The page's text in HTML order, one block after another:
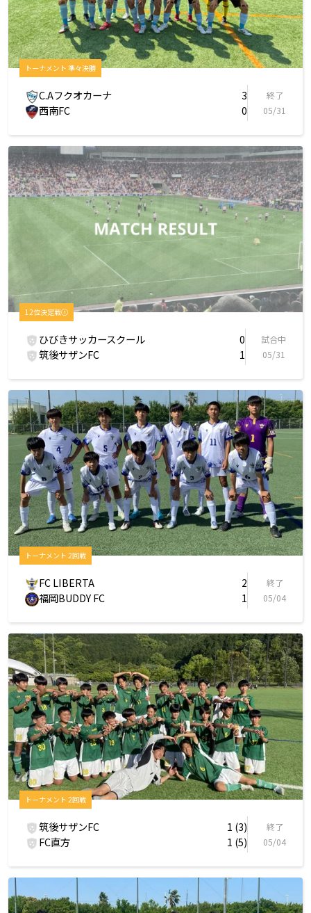
トーナメント 準々決勝
C.Aフクオカーナ 3
西南FC 0
終了
05/31
12位決定戦①
ひびきサッカースクール 0
筑後サザンFC 1
試合中
05/31
トーナメント 2回戦
FC LIBERTA 2
福岡BUDDY FC 1
終了
05/04
トーナメント 2回戦
筑後サザンFC 1 (3)
FC直方 1 (5)
終了
05/04